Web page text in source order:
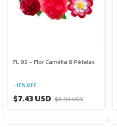
FL 92 - Flor Camélia 8 Pétalas
-17% OFF
$7.43 USD $8.94 USD